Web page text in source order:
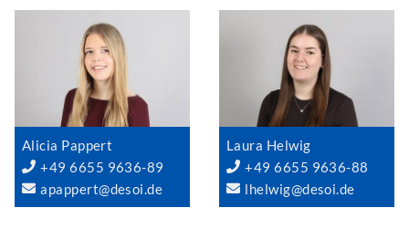
Alicia Pappert
+49 6655 9636-89
apappert@desoi.de
Laura Helwig
+49 6655 9636-88
lhelwig@desoi.de